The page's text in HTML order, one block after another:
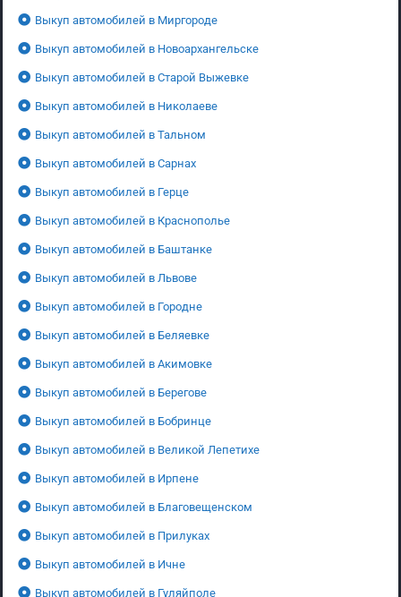
Выкуп автомобилей в Миргороде
Выкуп автомобилей в Новоархангельске
Выкуп автомобилей в Старой Выжевке
Выкуп автомобилей в Николаеве
Выкуп автомобилей в Тальном
Выкуп автомобилей в Сарнах
Выкуп автомобилей в Герце
Выкуп автомобилей в Краснополье
Выкуп автомобилей в Баштанке
Выкуп автомобилей в Львове
Выкуп автомобилей в Городне
Выкуп автомобилей в Беляевке
Выкуп автомобилей в Акимовке
Выкуп автомобилей в Берегове
Выкуп автомобилей в Бобринце
Выкуп автомобилей в Великой Лепетихе
Выкуп автомобилей в Ирпене
Выкуп автомобилей в Благовещенском
Выкуп автомобилей в Прилуках
Выкуп автомобилей в Ичне
Выкуп автомобилей в Гуляйполе